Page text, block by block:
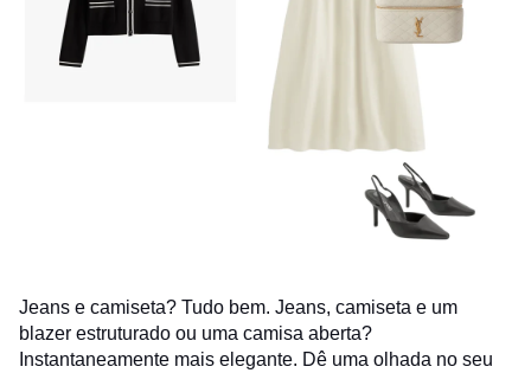
Jeans e camiseta? Tudo bem. Jeans, camiseta e um
blazer estruturado ou uma camisa aberta?
Instantaneamente mais elegante. Dê uma olhada no seu